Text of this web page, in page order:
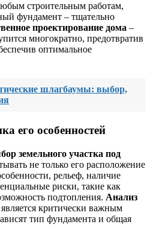
строительным работам,
фундамент – тщательно
проектирование дома –
многократно, предотвратив
оптимальное
шлагбаумы: выбор,
его особенностей
земельного участка под
не только его расположение
рельеф, наличие
риски, такие как
подтопления. Анализ
является критически важным
тип фундамента и общая